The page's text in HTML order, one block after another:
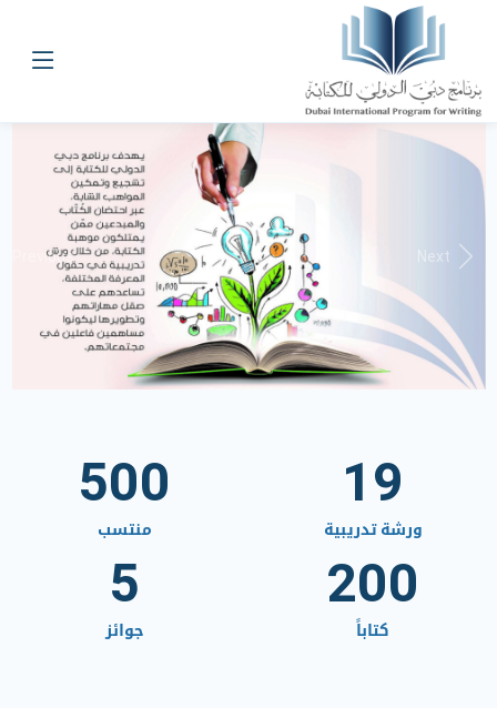
Previous Next
19
ورشة تدريبية
500
منتسب
200
كتاباً
5
جوائز